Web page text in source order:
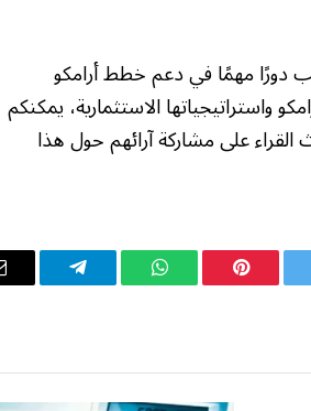
دورًا مهمًا في دعم خطط أرامكو
واستراتيجياتها الاستثمارية، يمكنكم
القراء على مشاركة آرائهم حول هذا
بينتيريستواتساب تيلقرام